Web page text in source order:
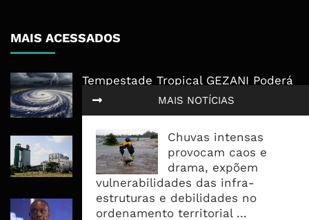
MAIS NOTÍCIAS
Chuvas intensas
provocam caos e
drama, expõem
vulnerabilidades das infra-
estruturas e debilidades no
ordenamento territorial ...
MAIS ACESSADOS
Tempestade Tropical GEZANI Poderá
Afectar Mais De Um Milhão De
Governo admite nova operadora
para a Mozal após suspensão das
operações
CEO do Standard Bank pede ao